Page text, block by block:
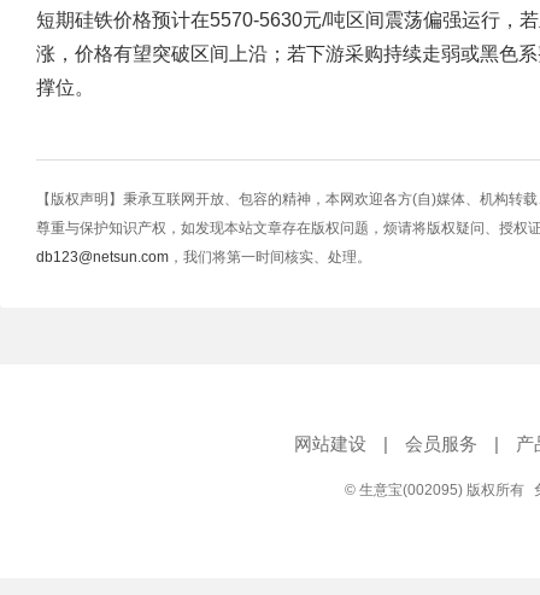
短期硅铁价格预计在5570-5630元/吨区间震荡偏强运行，
涨，价格有望突破区间上沿；若下游采购持续走弱或黑色
撑位。
【版权声明】秉承互联网开放、包容的精神，本网欢迎各方(自)媒体、机构转
尊重与保护知识产权，如发现本站文章存在版权问题，烦请将版权疑问、授权
db123@netsun.com ，我们将第一时间核实、处理。
网站建设 | 会员服务 | 产
© 生意宝(002095) 版权所有